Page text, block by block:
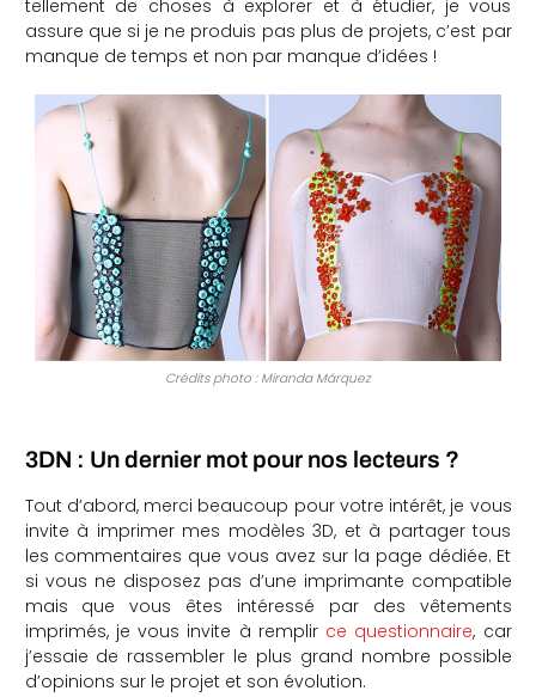
tellement de choses à explorer et à étudier, je vous
assure que si je ne produis pas plus de projets, c’est par
manque de temps et non par manque d’idées !
Crédits photo : Miranda Márquez
3DN : Un dernier mot pour nos lecteurs ?
Tout d’abord, merci beaucoup pour votre intérêt, je vous
invite à imprimer mes modèles 3D, et à partager tous
les commentaires que vous avez sur la page dédiée. Et
si vous ne disposez pas d’une imprimante compatible
mais que vous êtes intéressé par des vêtements
imprimés, je vous invite à remplir ce questionnaire, car
j’essaie de rassembler le plus grand nombre possible
d’opinions sur le projet et son évolution.